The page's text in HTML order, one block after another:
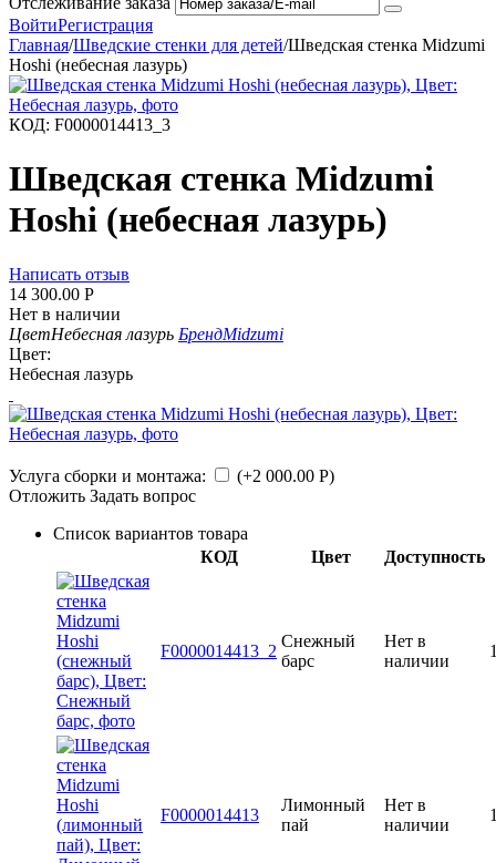
ВойтиРегистрация
Главная/Шведские стенки для детей/Шведская стенка Midzumi
Hoshi (небесная лазурь)
КОД: F0000014413_3
Шведская стенка Midzumi
Hoshi (небесная лазурь)
Написать отзыв
14 300.00 Р
Нет в наличии
ЦветНебесная лазурь БрендMidzumi
Цвет:
Небесная лазурь
Услуга сборки и монтажа: (+2 000.00 Р)
Отложить Задать вопрос
Список вариантов товара
КОД
Цвет Доступность
F0000014413_2
Снежный
барс
Нет в
наличии
F0000014413
Лимонный
пай
Нет в
наличии